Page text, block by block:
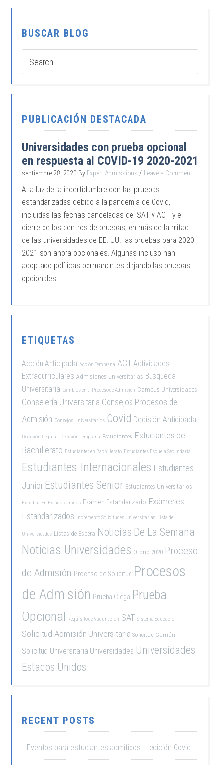
BUSCAR BLOG
PUBLICACIÓN DESTACADA
Universidades con prueba opcional
en respuesta al COVID-19 2020-2021
septiembre 28, 2020 By Expert Admissions Leave a Comment
A la luz de la incertidumbre con las pruebas
estandarizadas debido a la pandemia de Covid,
incluidas las fechas canceladas del SAT y ACT y el
cierre de los centros de pruebas, en más de la mitad
de las universidades de EE. UU. las pruebas para 2020-
2021 son ahora opcionales. Algunas incluso han
adoptado políticas permanentes dejando las pruebas
opcionales.
ETIQUETAS
Acción Anticipada Acción Temprana ACT Actividades
Extracurriculares Admisiones Universitarias Busqueda
Universitaria Cambios en el Proceso de Admisión Campus Universidades
Consejería Universitaria Consejos Procesos de
Admisión Consejos Universitarios Covid Decisión Anticipada
Decisión Regular Decisión Temprana Estudiantes Estudiantes de
Bachillerato Estudiantes en Bachillerato Estudiantes Escuela Secundaria
Estudiantes Internacionales Estudiantes
Junior Estudiantes Senior Estudiantes Universitarios
Estudiar En Estados Unidos Examen Estandarizado Exámenes
Estandarizados Incremento Solicitudes Universitarias Lista de
Universidades Listas de Espera Noticias De La Semana
Noticias Universidades Otoño 2020 Proceso
de Admisión Proceso de Solicitud Procesos
de Admisión Prueba Ciega Prueba
Opcional Requisito de Vacunación SAT Sistema Educación
Solicitud Admisión Universitaria Solicitud Común
Solicitud Universitaria Universidades Universidades
Estados Unidos
RECENT POSTS
Eventos para estudiantes admitidos – edición Covid